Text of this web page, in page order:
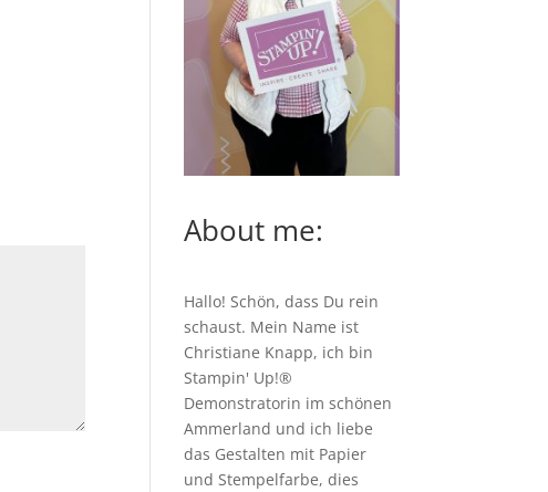
About me:
Hallo! Schön, dass Du rein
schaust. Mein Name ist
Christiane Knapp, ich bin
Stampin' Up!®
Demonstratorin im schönen
Ammerland und ich liebe
das Gestalten mit Papier
und Stempelfarbe, dies